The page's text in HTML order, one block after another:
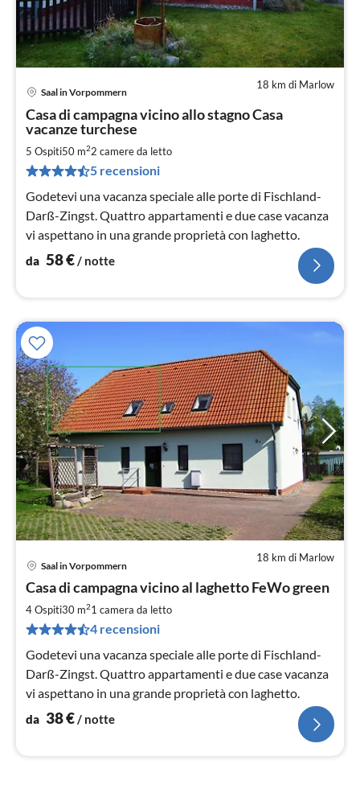
18 km di Marlow
Saal in Vorpommern
Casa di campagna vicino allo stagno Casa
vacanze turchese
5 Ospiti50 m22 camere da letto
5 recensioni
Godetevi una vacanza speciale alle porte di Fischland-
Darß-Zingst. Quattro appartamenti e due case vacanza
vi aspettano in una grande proprietà con laghetto.
da 58€/ notte
18 km di Marlow
Saal in Vorpommern
Casa di campagna vicino al laghetto FeWo green
4 Ospiti30 m21 camera da letto
4 recensioni
Godetevi una vacanza speciale alle porte di Fischland-
Darß-Zingst. Quattro appartamenti e due case vacanza
vi aspettano in una grande proprietà con laghetto.
da 38€/ notte